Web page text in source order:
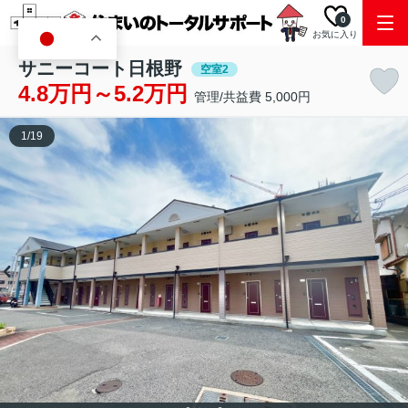
お気に入り
0
サニーコート日根野 空室2
4.8万円～5.2万円 管理/共益費 5,000円
1/19